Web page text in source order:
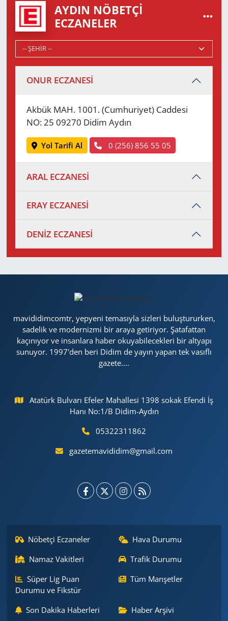
AYDIN NÖBETÇI
ECZANELER
ONUR ECZANESİ
Akbük MAH. 1001. (Cumhuriyet) Caddesi
NO: 25 09270 Didim Aydın
Yol Tarifi Al 0 (256) 856 55 05
ARAL ECZANESİ
ERAY ECZANESİ
DENİZ ECZANESİ
mavididimcomtr, yepyeni temasıyla sizleri buluştururken,
sadelik ve modernizmi bir araya getiriyor. Şatafattan
kaçınıyor ve insanlara haber okuyabilecekleri bir altyapı
sunuyor. 1997'den beri Didim de yayın yapan tek vasıflı
gazete....
Atatürk Bulvarı Efeler Mahallesi 1398 sokak Efendi İş
Hanı No:1/B Didim-Aydın
05322311862
gazetemavididim@gmail.com
Nöbetçi Eczaneler
Hava Durumu
Namaz Vakitleri
Trafik Durumu
Süper Lig Puan
Durumu ve Fikstür
Tüm Manşetler
Son Dakika Haberleri Haber Arşivi